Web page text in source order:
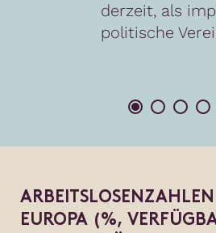
derzeit, als
politische
ARB E TSLOSE N ZAH L E N
EU RO PA (%, VE RFÜG B